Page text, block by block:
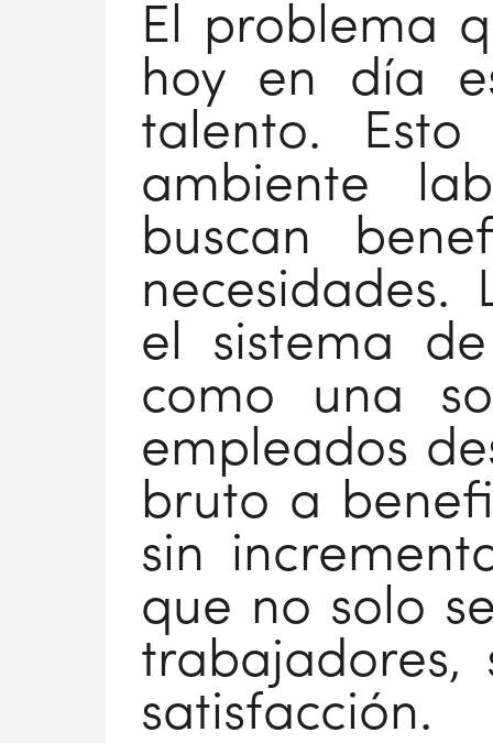
El problema
hoy en día
talento.
ambiente
buscan
necesidades.
el sistema
como una
empleados
bruto a
sin
que no solo
trabajadores,
satisfacción.